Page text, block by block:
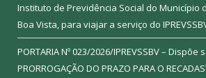
Instituto de Previdência Social do Município
Boa Vista, para viajar a serviço do
PORTARIA Nº 023/2026/IPREVSSBV – Dispõe
PRORROGAÇÃO DO PRAZO PARA O